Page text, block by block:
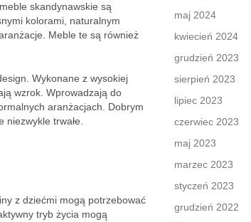
skandynawskie są
kolorami, naturalnym
Meble te są również
Wykonane z wysokiej
wzrok. Wprowadzają do
aranżacjach. Dobrym
trwałe.
z dziećmi mogą potrzebować
tryb życia mogą
maj 2024
kwiecień 2024
grudzień 2023
sierpień 2023
lipiec 2023
czerwiec 2023
maj 2023
marzec 2023
styczeń 2023
grudzień 2022